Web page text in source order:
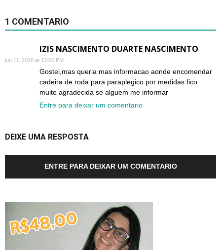
1 COMENTARIO
IZIS NASCIMENTO DUARTE NASCIMENTO
jun 11, 2016 at 12:06 PM
Gostei,mas queria mas informacao aonde encomendar
cadeira de roda para paraplegico por medidas.fico
muito agradecida se alguem me informar
Entre para deixar um comentario
DEIXE UMA RESPOSTA
ENTRE PARA DEIXAR UM COMENTARIO